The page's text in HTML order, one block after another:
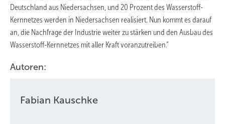
Deutschland aus Niedersachsen, und 20 Prozent des Wasserstoff-
Kernnetzes werden in Niedersachsen realisiert. Nun kommt es darauf
an, die Nachfrage der Industrie weiter zu stärken und den Ausbau des
Wasserstoff-Kernnetzes mit aller Kraft voranzutreiben.“
Autoren:
Fabian Kauschke